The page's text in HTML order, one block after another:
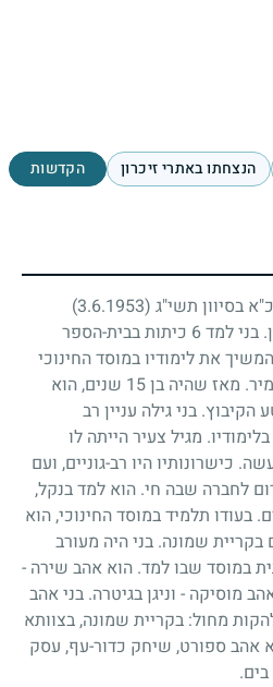
הנצחתו באתרי זיכרון הקדשות
בסיוון תשי"ג (3.6.1953)
בני למד6 כיתות בבית-הספר
את לימודיו במוסד החינוכי
מאז שהיה בן15 שנים, הוא
בני גילה עניין רב
מגיל צעיר הייתה לו
היו רב-גוניים, ועם
לחברה שבה חי. הוא למד בנקל,
בעודו תלמיד במוסד החינוכי, הוא
שמונה. בני היה מעורב
במוסד שבו למד. הוא אהב שירה -
מוסיקה - וניגן בגיטרה. בני אהב
מחול: בקריית שמונה, בצוותא
אהב ספורט, שיחק כדור-עף, עסק